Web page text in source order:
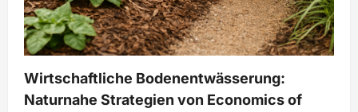
Wirtschaftliche Bodenentwässerung:
Naturnahe Strategien von Economics of